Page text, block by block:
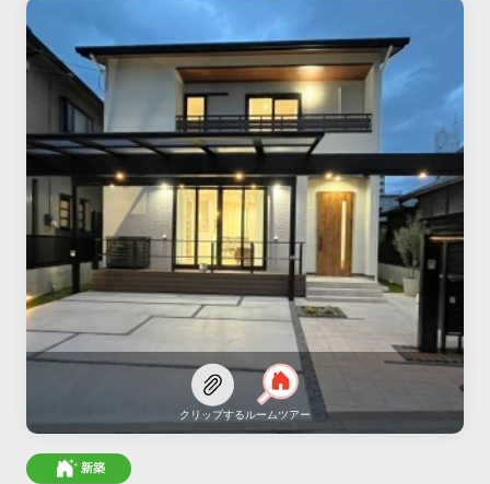
クリップするルームツアー
新築